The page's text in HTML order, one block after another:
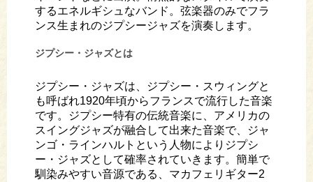
するエネルギシュなバンド。弦楽器のみでフラ
ンス生まれのジプシージャズを演奏します。
ジプシー・ジャズとは
ジプシー・ジャズは、ジプシー・スウィングと
も呼ばれ1920年頃からフランスで流行した音楽
です。ジプシー特有の伝統音楽に、アメリカの
スイングジャズが融合して出来た音楽で、ジャ
ンゴ・ラインハルトという人物によりジプシ
ー・ジャズとして確率されていきます。簡単で
馴染みやすい音源である、マカフェリギター2